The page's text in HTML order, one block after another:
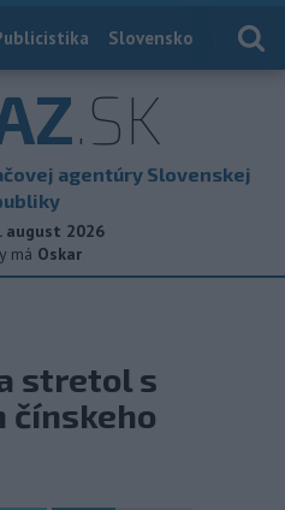
Slovensko
.SK
agentúry Slovenskej
august 2026
má Oskar
stretol s
čínskeho